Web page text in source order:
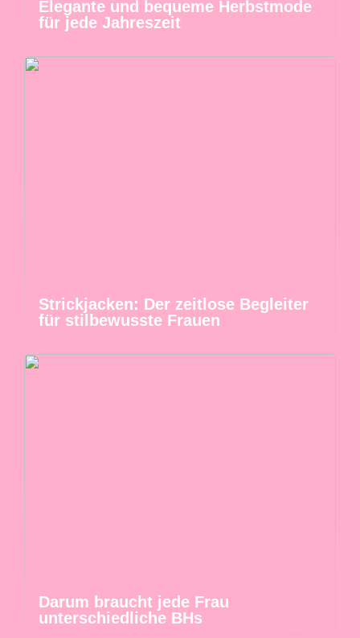
Elegante und bequeme Herbstmode
für jede Jahreszeit
Strickjacken: Der zeitlose Begleiter
für stilbewusste Frauen
Darum braucht jede Frau
unterschiedliche BHs